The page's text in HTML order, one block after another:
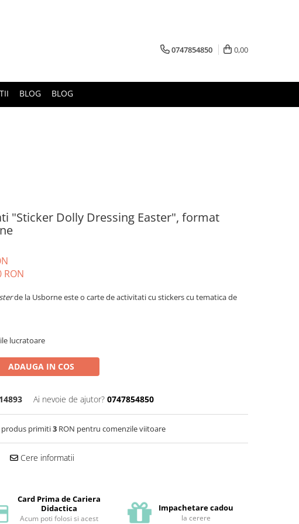
0747854850 0,00
BLOG BLOG
"Sticker Dolly Dressing Easter", format
RON
de la Usborne este o carte de activitati cu stickers cu tematica de
lucratoare
ADAUGA IN COS
Ai nevoie de ajutor? 0747854850
produs primiti3 RON pentru comenzile viitoare
Cere informatii
Card Prima de Cariera
Didactica
Acum poti folosi si acest
Impachetare cadou
la cerere